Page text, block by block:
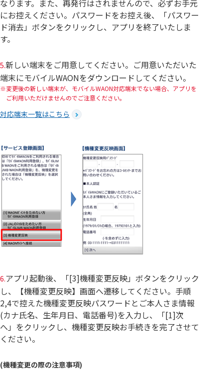
なります。また、再発行はされませんので、必ずお手元
にお控えください。パスワードをお控え後、「パスワー
ド消去」ボタンをクリックし、アプリを終了いたしま
す。
5.新しい端末をご用意してください。ご用意いただいた
端末にモバイルWAONをダウンロードしてください。
変更後の新しい端末が、モバイルWAON対応端末でない場合、アプリを
ご利用いただけませんのでご注意ください。
対応端末一覧はこちら
6.アプリ起動後、「[3]機種変更反映」ボタンをクリック
し、【機種変更反映】画面へ遷移してください。手順
2,4で控えた機種変更反映パスワードとご本人さま情報
(カナ氏名、生年月日、電話番号)を入力し、「[1]次
へ」をクリックし、機種変更反映お手続きを完了させて
ください。
(機種変更の際の注意事項)